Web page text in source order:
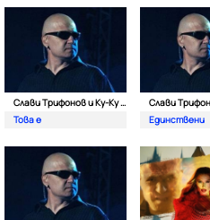
Слави Трифонов и Ку-Kу Бенд
Това е
Единствени